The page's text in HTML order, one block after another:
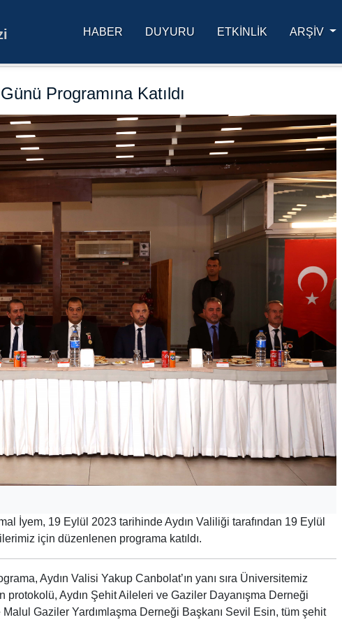
Üniversitesi Ana Sayfa
HABER DUYURU ETKINLIK ARŞİV
Programına Katıldı
İyem, 19 Eylül 2023 tarihinde Aydın Valiliği tarafından 19 Eylül
için düzenlenen programa katıldı.
Aydın Valisi Yakup Canbolat’ın yanı sıra Üniversitemiz
protokolü, Aydın Şehit Aileleri ve Gaziler Dayanışma Derneği
Gaziler Yardımlaşma Derneği Başkanı Sevil Esin, tüm şehit